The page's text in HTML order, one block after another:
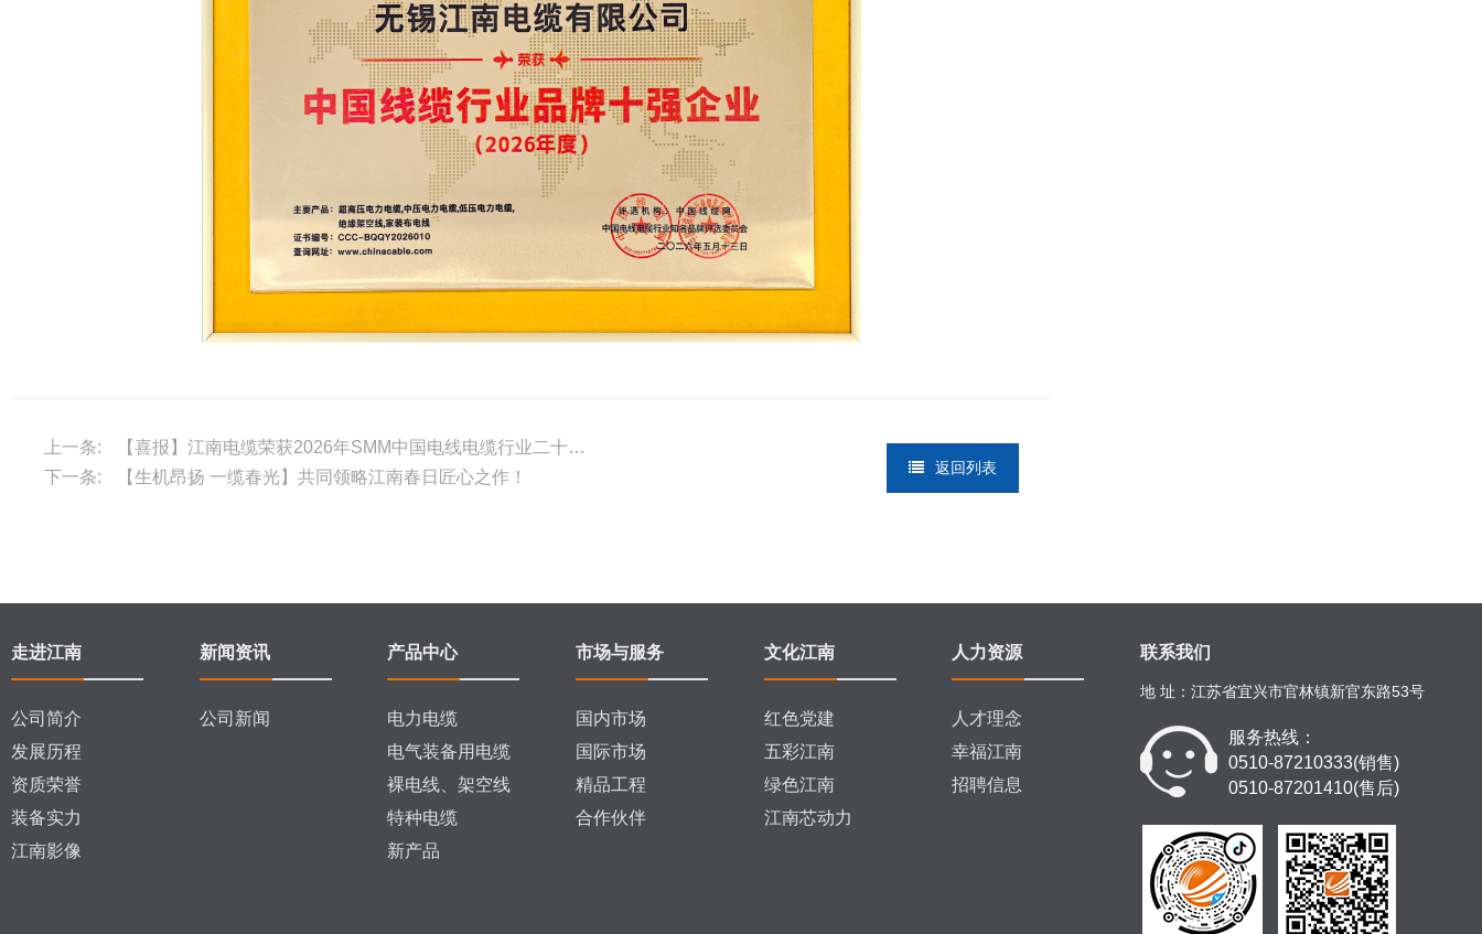
上一条:
【喜报】江南电缆荣获2026年SMM中国电线电缆行业二十…
下一条:
【生机昂扬 一缆春光】共同领略江南春日匠心之作！ 返回列表
走进江南
公司简介
发展历程
资质荣誉
装备实力
江南影像
新闻资讯
公司新闻
产品中心
电力电缆
电气装备用电缆
裸电线、架空线
特种电缆
新产品
市场与服务
国内市场
国际市场
精品工程
合作伙伴
文化江南
红色党建
五彩江南
绿色江南
江南芯动力
人力资源
人才理念
幸福江南
招聘信息
联系我们
地 址：江苏省宜兴市官林镇新官东路53号
服务热线：
0510-87210333(销售)
0510-87201410(售后)